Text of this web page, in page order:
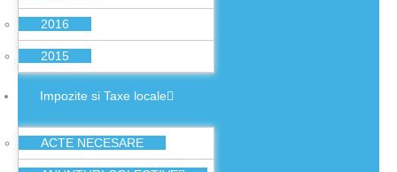
2016
2015
Impozite si Taxe locale
ACTE NECESARE